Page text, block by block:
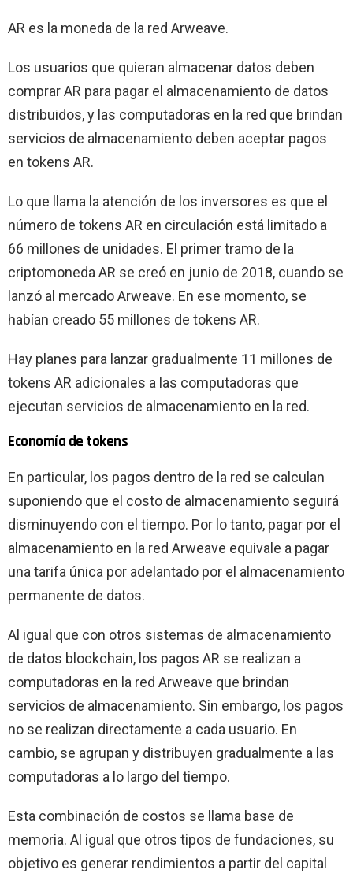
AR es la moneda de la red Arweave.
Los usuarios que quieran almacenar datos deben
comprar AR para pagar el almacenamiento de datos
distribuidos, y las computadoras en la red que brindan
servicios de almacenamiento deben aceptar pagos
en tokens AR.
Lo que llama la atención de los inversores es que el
número de tokens AR en circulación está limitado a
66 millones de unidades. El primer tramo de la
criptomoneda AR se creó en junio de 2018, cuando se
lanzó al mercado Arweave. En ese momento, se
habían creado 55 millones de tokens AR.
Hay planes para lanzar gradualmente 11 millones de
tokens AR adicionales a las computadoras que
ejecutan servicios de almacenamiento en la red.
Economía de tokens
En particular, los pagos dentro de la red se calculan
suponiendo que el costo de almacenamiento seguirá
disminuyendo con el tiempo. Por lo tanto, pagar por el
almacenamiento en la red Arweave equivale a pagar
una tarifa única por adelantado por el almacenamiento
permanente de datos.
Al igual que con otros sistemas de almacenamiento
de datos blockchain, los pagos AR se realizan a
computadoras en la red Arweave que brindan
servicios de almacenamiento. Sin embargo, los pagos
no se realizan directamente a cada usuario. En
cambio, se agrupan y distribuyen gradualmente a las
computadoras a lo largo del tiempo.
Esta combinación de costos se llama base de
memoria. Al igual que otros tipos de fundaciones, su
objetivo es generar rendimientos a partir del capital